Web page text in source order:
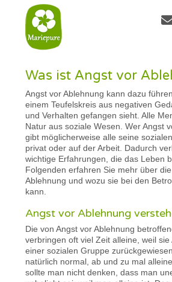
Was ist Angst vor
Angst vor Ablehnung kann dazu
einem Teufelskreis aus negativen
und Verhalten gefangen sieht. Alle
Natur aus soziale Wesen. Wer Angst
gibt möglicherweise alle seine
privat oder auf der Arbeit. Dadurch
wichtige Erfahrungen, die das Leben
Folgenden erfahren Sie mehr über
Ablehnung und wozu sie bei den
kann.
Angst vor Ablehnung
Die von Angst vor Ablehnung
verbringen oft viel Zeit alleine, weil sie
einer sozialen Gruppe
natürlich normal, ab und zu mal
sollte man nicht denken, dass man